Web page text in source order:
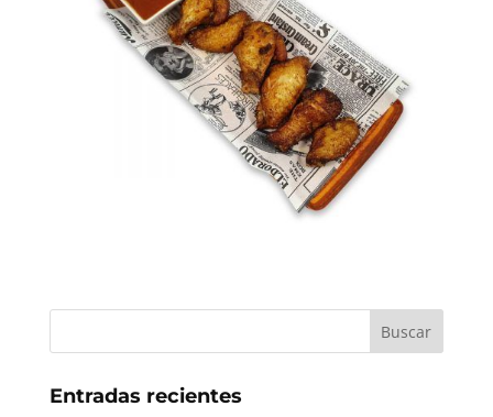
Entradas recientes